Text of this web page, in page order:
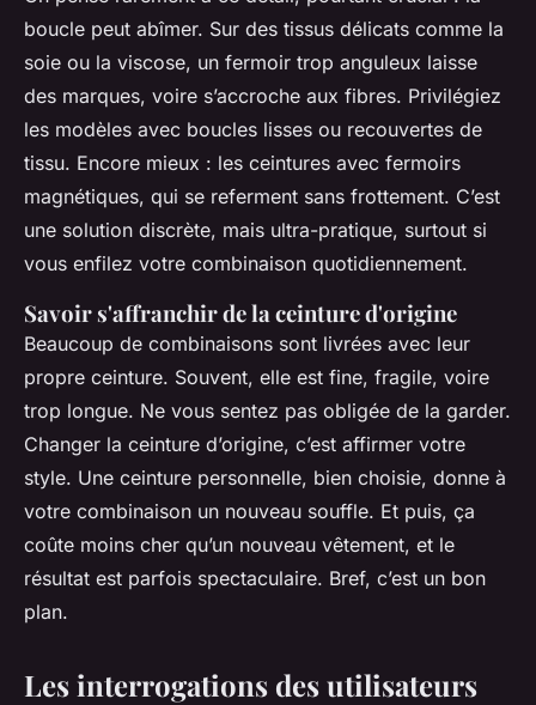
boucle peut abîmer. Sur des tissus délicats comme la
soie ou la viscose, un fermoir trop anguleux laisse
des marques, voire s’accroche aux fibres. Privilégiez
les modèles avec boucles lisses ou recouvertes de
tissu. Encore mieux : les ceintures avec fermoirs
magnétiques, qui se referment sans frottement. C’est
une solution discrète, mais ultra-pratique, surtout si
vous enfilez votre combinaison quotidiennement.
Savoir s'affranchir de la ceinture d'origine
Beaucoup de combinaisons sont livrées avec leur
propre ceinture. Souvent, elle est fine, fragile, voire
trop longue. Ne vous sentez pas obligée de la garder.
Changer la ceinture d’origine, c’est affirmer votre
style. Une ceinture personnelle, bien choisie, donne à
votre combinaison un nouveau souffle. Et puis, ça
coûte moins cher qu’un nouveau vêtement, et le
résultat est parfois spectaculaire. Bref, c’est un bon
plan.
Les interrogations des utilisateurs